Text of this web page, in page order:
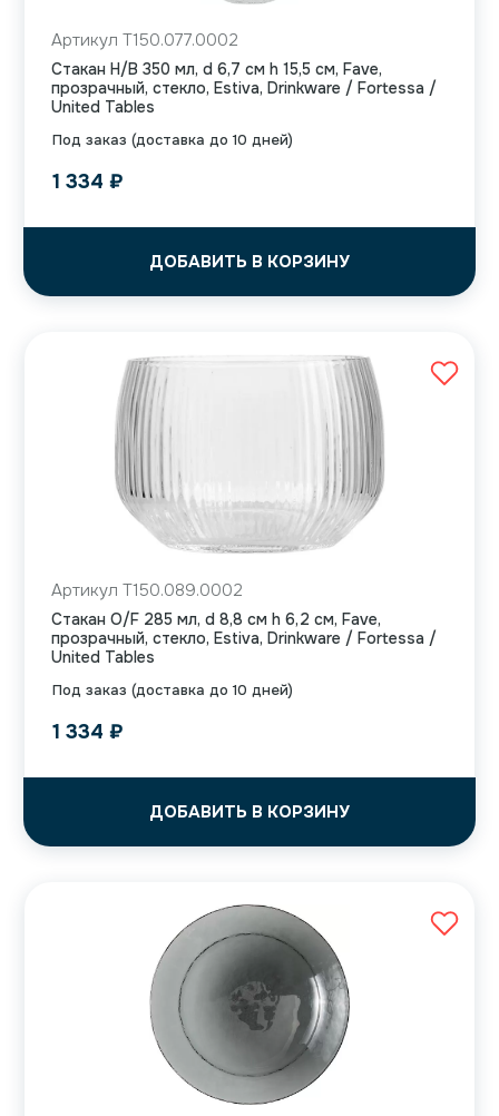
Под заказ (доставка до 10 дней)
Артикул T150.077.0002
Стакан H/B 350 мл, d 6,7 см h 15,5 см, Fave,
прозрачный, стекло, Estiva, Drinkware / Fortessa /
United Tables
1 334 ₽
ДОБАВИТЬ В КОРЗИНУ
Под заказ (доставка до 10 дней)
Артикул T150.089.0002
Стакан O/F 285 мл, d 8,8 см h 6,2 см, Fave,
прозрачный, стекло, Estiva, Drinkware / Fortessa /
United Tables
1 334 ₽
ДОБАВИТЬ В КОРЗИНУ